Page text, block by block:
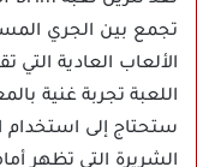
تجمع بين الجري
الألعاب العادية التي
اللعبة تجربة غنية
ستحتاج إلى استخدام
الشريرة التي تظهر